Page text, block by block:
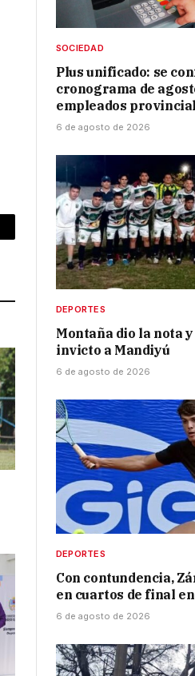
SOCIEDAD
Plus unificado: se
cronograma de
empleados
6 de agosto de 2026
DEPORTES
Montaña dio la nota
invicto a Mandiyú
6 de agosto de 2026
DEPORTES
Con contundencia,
en cuartos de final
6 de agosto de 2026